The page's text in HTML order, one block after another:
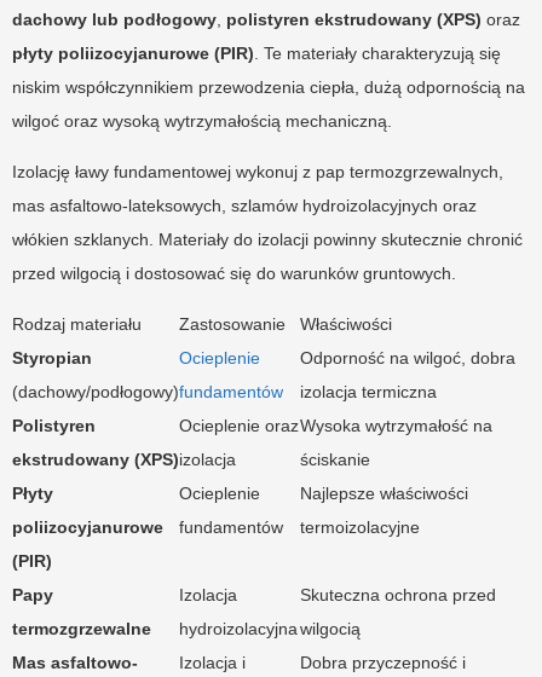
dachowy lub podłogowy, polistyren ekstrudowany (XPS) oraz
płyty poliizocyjanurowe (PIR). Te materiały charakteryzują się
niskim współczynnikiem przewodzenia ciepła, dużą odpornością na
wilgoć oraz wysoką wytrzymałością mechaniczną.
Izolację ławy fundamentowej wykonuj z pap termozgrzewalnych,
mas asfaltowo-lateksowych, szlamów hydroizolacyjnych oraz
włókien szklanych. Materiały do izolacji powinny skutecznie chronić
przed wilgocią i dostosować się do warunków gruntowych.
Rodzaj materiału Zastosowanie
Właściwości
Styropian
(dachowy/podłogowy)
Ocieplenie
fundamentów
Odporność na wilgoć, dobra
izolacja termiczna
Polistyren
ekstrudowany (XPS)
Ocieplenie oraz
izolacja
Wysoka wytrzymałość na
ściskanie
Płyty
poliizocyjanurowe
(PIR)
Ocieplenie
fundamentów
Najlepsze właściwości
termoizolacyjne
Papy
termozgrzewalne
Izolacja
hydroizolacyjna
Skuteczna ochrona przed
wilgocią
Mas asfaltowo-
Izolacja i
Dobra przyczepność i